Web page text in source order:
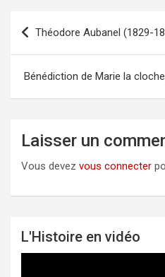
Navigation
de
l’article
Théodore Aubanel (1829-
Bénédiction de Marie la
Laisser un
Vous devez vous connecter
L'Histoire en vidéo